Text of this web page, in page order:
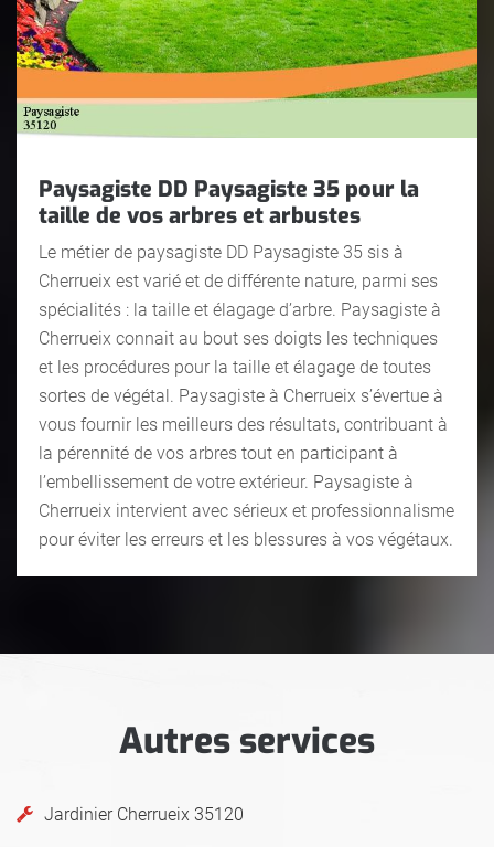
Paysagiste DD Paysagiste 35 pour la
taille de vos arbres et arbustes
Le métier de paysagiste DD Paysagiste 35 sis à
Cherrueix est varié et de différente nature, parmi ses
spécialités : la taille et élagage d’arbre. Paysagiste à
Cherrueix connait au bout ses doigts les techniques
et les procédures pour la taille et élagage de toutes
sortes de végétal. Paysagiste à Cherrueix s’évertue à
vous fournir les meilleurs des résultats, contribuant à
la pérennité de vos arbres tout en participant à
l’embellissement de votre extérieur. Paysagiste à
Cherrueix intervient avec sérieux et professionnalisme
pour éviter les erreurs et les blessures à vos végétaux.
Autres services
Jardinier Cherrueix 35120